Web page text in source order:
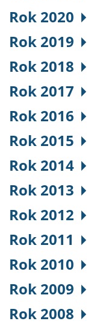
Rok 2020
Rok 2019
Rok 2018
Rok 2017
Rok 2016
Rok 2015
Rok 2014
Rok 2013
Rok 2012
Rok 2011
Rok 2010
Rok 2009
Rok 2008